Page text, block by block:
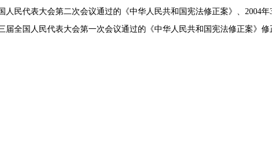
人民代表大会第二次会议通过的《中华人民共和国宪法修正案》、2004
届全国人民代表大会第一次会议通过的《中华人民共和国宪法修正案》修